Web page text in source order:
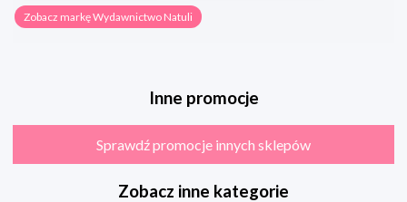
Zobacz markę Wydawnictwo Natuli
Inne promocje
Sprawdź promocje innych sklepów
Zobacz inne kategorie